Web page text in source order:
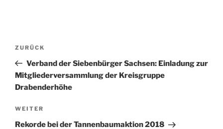
Beitragsnavigation
Vorheriger
Beitrag
ZURÜCK
Verband der Siebenbürger Sachsen: Einladung zur
Mitgliederversammlung der Kreisgruppe
Drabenderhöhe
Nächster
Beitrag
WEITER
Rekorde bei der Tannenbaumaktion 2018